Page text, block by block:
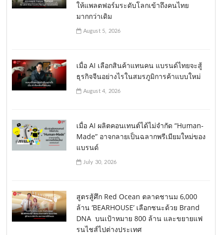
ให้แพลตฟอร์มระดับโลกเข้าถึงคนไทย
มากกว่าเดิม
August 5, 2026
เมื่อ AI เลือกสินค้าแทนคน แบรนด์ไทยจะสู้
ธุรกิจจีนอย่างไรในสมรภูมิการค้าแบบใหม่
August 4, 2026
เมื่อ AI ผลิตคอนเทนต์ได้ไม่จำกัด “Human-
Made” อาจกลายเป็นฉลากพรีเมียมใหม่ของ
แบรนด์
July 30, 2026
สูตรสู้ศึก Red Ocean ตลาดชานม 6,000
ล้าน ‘BEARHOUSE’ เลือกชนะด้วย Brand
DNA บนเป้าหมาย 800 ล้าน และขยายแฟ
รนไชส์ไปต่างประเทศ